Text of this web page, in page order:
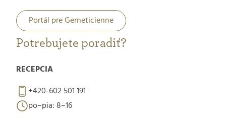
Portál pre Gerneticienne
Potrebujete poradiť?
RECEPCIA
+420-602 501 191
po–pia: 8–16